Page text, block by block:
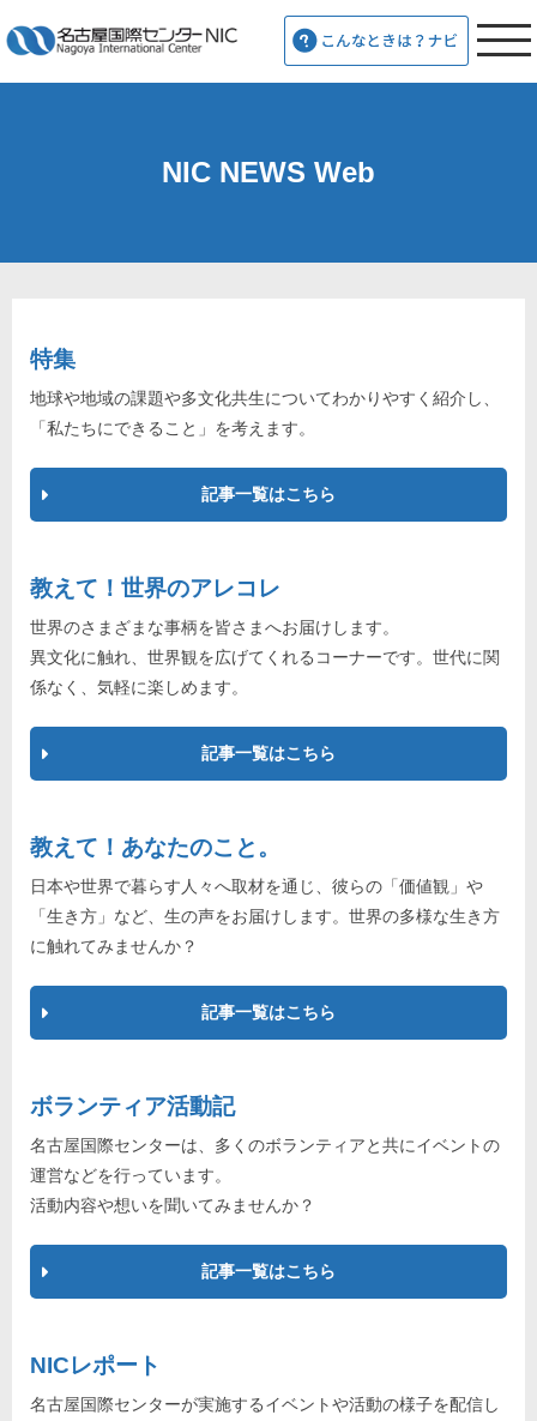
NIC NEWS Web
特集
地球や地域の課題や多文化共生についてわかりやすく紹介し、
「私たちにできること」を考えます。
記事一覧はこちら
教えて！世界のアレコレ
世界のさまざまな事柄を皆さまへお届けします。
異文化に触れ、世界観を広げてくれるコーナーです。世代に関
係なく、気軽に楽しめます。
記事一覧はこちら
教えて！あなたのこと。
日本や世界で暮らす人々へ取材を通じ、彼らの「価値観」や
「生き方」など、生の声をお届けします。世界の多様な生き方
に触れてみませんか？
記事一覧はこちら
ボランティア活動記
名古屋国際センターは、多くのボランティアと共にイベントの
運営などを行っています。
活動内容や想いを聞いてみませんか？
記事一覧はこちら
NICレポート
名古屋国際センターが実施するイベントや活動の様子を配信し